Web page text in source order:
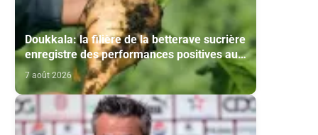
Doukkala: la filière de la betterave sucrière
enregistre des performances positives au
titre de la campagne agricole 2025-2026
7 août 2026